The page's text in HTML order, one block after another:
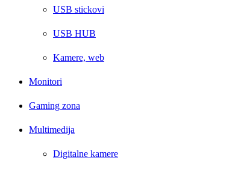
USB stickovi
USB HUB
Kamere, web
Monitori
Gaming zona
Multimedija
Digitalne kamere